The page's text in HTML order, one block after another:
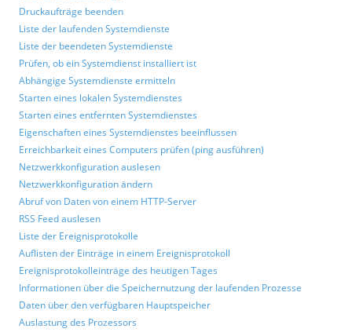
Druckaufträge beenden
Liste der laufenden Systemdienste
Liste der beendeten Systemdienste
Prüfen, ob ein Systemdienst installiert ist
Abhängige Systemdienste ermitteln
Starten eines lokalen Systemdienstes
Starten eines entfernten Systemdienstes
Eigenschaften eines Systemdienstes beeinflussen
Erreichbarkeit eines Computers prüfen (ping ausführen)
Netzwerkkonfiguration auslesen
Netzwerkkonfiguration ändern
Abruf von Daten von einem HTTP-Server
RSS Feed auslesen
Liste der Ereignisprotokolle
Auflisten der Einträge in einem Ereignisprotokoll
Ereignisprotokolleinträge des heutigen Tages
Informationen über die Speichernutzung der laufenden Prozesse
Daten über den verfügbaren Hauptspeicher
Auslastung des Prozessors